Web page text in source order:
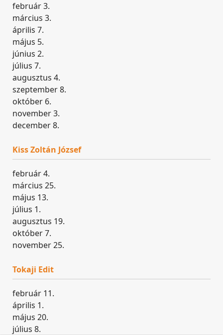
február 3.
március 3.
április 7.
május 5.
június 2.
július 7.
augusztus 4.
szeptember 8.
október 6.
november 3.
december 8.
Kiss Zoltán József
február 4.
március 25.
május 13.
július 1.
augusztus 19.
október 7.
november 25.
Tokaji Edit
február 11.
április 1.
május 20.
július 8.